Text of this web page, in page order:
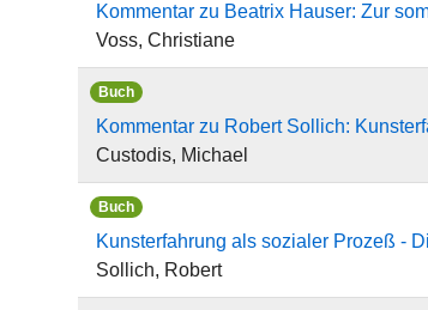
Kommentar zu Beatrix Hauser: Zur
Voss, Christiane
Buch
Kommentar zu Robert Sollich:
Custodis, Michael
Buch
Kunsterfahrung als sozialer Prozeß -
Sollich, Robert